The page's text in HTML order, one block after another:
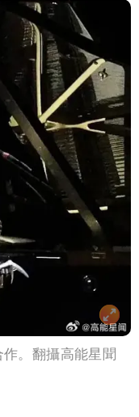
。翻攝高能星聞